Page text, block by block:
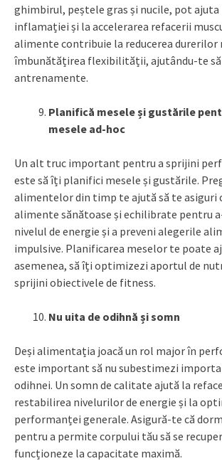
ghimbirul, peștele gras și nucile, pot ajuta
inflamației și la accelerarea refacerii
alimente contribuie la reducerea durerilor
îmbunătățirea flexibilității, ajutându-te să
antrenamente.
Planifică mesele și gustările
mesele ad-hoc
Un alt truc important pentru a sprijini
este să îți planifici mesele și gustările.
alimentelor din timp te ajută să te asiguri
alimente sănătoase și echilibrate pentru
nivelul de energie și a preveni alegerile
impulsive. Planificarea meselor te poate
asemenea, să îți optimizezi aportul de
sprijini obiectivele de fitness.
Nu uita de odihnă și somn
Deși alimentația joacă un rol major în
este important să nu subestimezi
odihnei. Un somn de calitate ajută la
restabilirea nivelurilor de energie și la
performanței generale. Asigură-te că
pentru a permite corpului tău să se
funcționeze la capacitate maximă.